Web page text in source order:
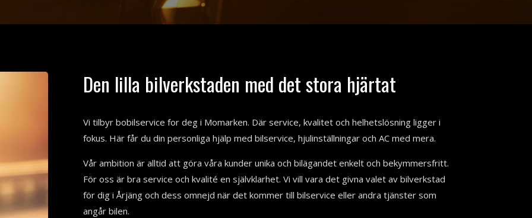
Den lilla bilverkstaden med det stora hjärtat
Vi tilbyr bobilservice for deg i Momarken. Där service, kvalitet och helhetslösning ligger i
fokus. Här får du din personliga hjälp med bilservice, hjulinställningar och AC med mera.
Vår ambition är alltid att göra våra kunder unika och bilägandet enkelt och bekymmersfritt.
För oss är bra service och kvalité en självklarhet. Vi vill vara det givna valet av bilverkstad
för dig i Årjäng och dess omnejd när det kommer till bilservice eller andra tjänster som
angår bilen.